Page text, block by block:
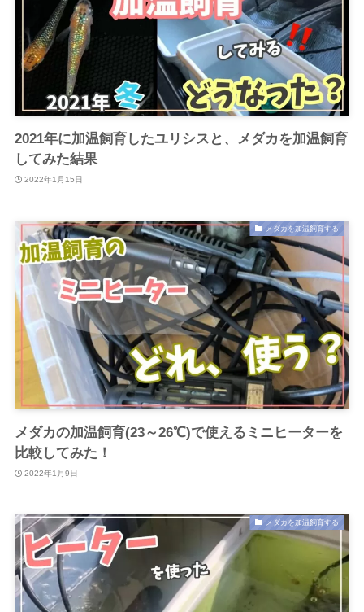
2021年に加温飼育したユリシスと、メダカを加温飼育
してみた結果
2022年1月15日
メダカを加温飼育する
メダカの加温飼育(23～26℃)で使えるミニヒーターを
比較してみた！
2022年1月9日
メダカを加温飼育する